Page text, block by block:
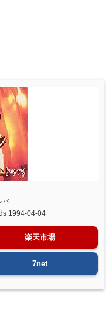
バ
1994-04-04
楽天市場
7net